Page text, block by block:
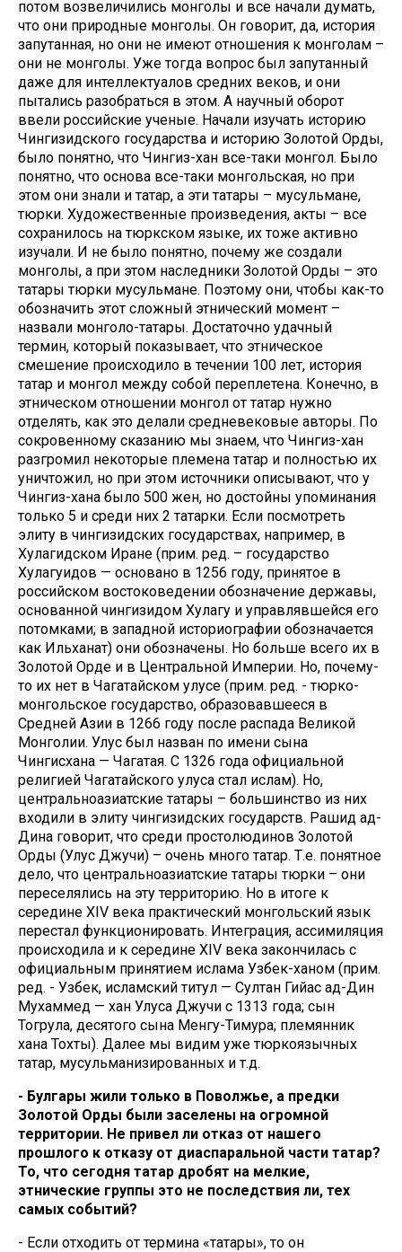
потом возвеличились монголы и все начали думать,
что они природные монголы. Он говорит, да, история
запутанная, но они не имеют отношения к монголам –
они не монголы. Уже тогда вопрос был запутанный
даже для интеллектуалов средних веков, и они
пытались разобраться в этом. А научный оборот
ввели российские ученые. Начали изучать историю
Чингизидского государства и историю Золотой Орды,
было понятно, что Чингиз-хан все-таки монгол. Было
понятно, что основа все-таки монгольская, но при
этом они знали и татар, а эти татары – мусульмане,
тюрки. Художественные произведения, акты – все
сохранилось на тюркском языке, их тоже активно
изучали. И не было понятно, почему же создали
монголы, а при этом наследники Золотой Орды – это
татары тюрки мусульмане. Поэтому они, чтобы как-то
обозначить этот сложный этнический момент –
назвали монголо-татары. Достаточно удачный
термин, который показывает, что этническое
смешение происходило в течении 100 лет, история
татар и монгол между собой переплетена. Конечно, в
этническом отношении монгол от татар нужно
отделять, как это делали средневековые авторы. По
сокровенному сказанию мы знаем, что Чингиз-хан
разгромил некоторые племена татар и полностью их
уничтожил, но при этом источники описывают, что у
Чингиз-хана было 500 жен, но достойны упоминания
только 5 и среди них 2 татарки. Если посмотреть
элиту в чингизидских государствах, например, в
Хулагидском Иране (прим. ред. – государство
Хулагуидов — основано в 1256 году, принятое в
российском востоковедении обозначение державы,
основанной чингизидом Хулагу и управлявшейся его
потомками; в западной историографии обозначается
как Ильханат) они обозначены. Но больше всего их в
Золотой Орде и в Центральной Империи. Но, почему-
то их нет в Чагатайском улусе (прим. ред. - тюрко-
монгольское государство, образовавшееся в
Средней Азии в 1266 году после распада Великой
Монголии. Улус был назван по имени сына
Чингисхана — Чагатая. С 1326 года официальной
религией Чагатайского улуса стал ислам). Но,
центральноазиатские татары – большинство из них
входили в элиту чингизидских государств. Рашид ад-
Дина говорит, что среди простолюдинов Золотой
Орды (Улус Джучи) – очень много татар. Т.е. понятное
дело, что центральноазиатские татары тюрки – они
переселялись на эту территорию. Но в итоге к
середине XIV века практический монгольский язык
перестал функционировать. Интеграция, ассимиляция
происходила и к середине XIV века закончилась с
официальным принятием ислама Узбек-ханом (прим.
ред. - Узбек, исламский титул — Султан Гийас ад-Дин
Мухаммед — хан Улуса Джучи с 1313 года; сын
Тогрула, десятого сына Менгу-Тимура; племянник
хана Тохты). Далее мы видим уже тюркоязычных
татар, мусульманизированных и т.д.
- Булгары жили только в Поволжье, а предки
Золотой Орды были заселены на огромной
территории. Не привел ли отказ от нашего
прошлого к отказу от диаспаральной части татар?
То, что сегодня татар дробят на мелкие,
этнические группы это не последствия ли, тех
самых событий?
- Если отходить от термина «татары», то он